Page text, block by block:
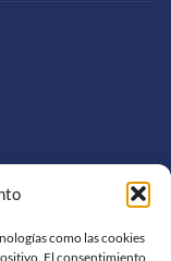
como las cookies
El consentimiento